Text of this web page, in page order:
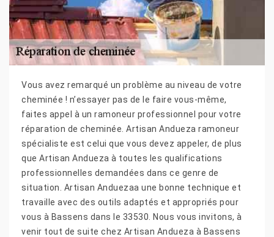
Vous avez remarqué un problème au niveau de votre
cheminée ! n’essayer pas de le faire vous-même,
faites appel à un ramoneur professionnel pour votre
réparation de cheminée. Artisan Andueza ramoneur
spécialiste est celui que vous devez appeler, de plus
que Artisan Andueza à toutes les qualifications
professionnelles demandées dans ce genre de
situation. Artisan Anduezaa une bonne technique et
travaille avec des outils adaptés et appropriés pour
vous à Bassens dans le 33530. Nous vous invitons, à
venir tout de suite chez Artisan Andueza à Bassens